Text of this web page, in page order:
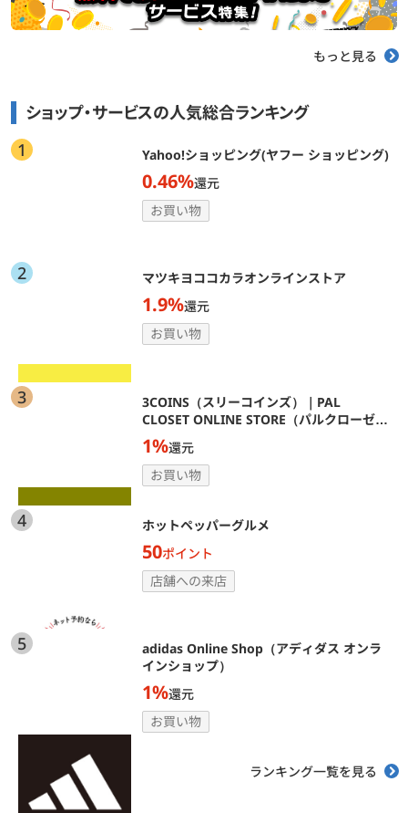
もっと見る
ショップ・サービスの人気総合ランキング
1
Yahoo!ショッピング(ヤフー ショッピング)
0.46%還元
お買い物
2 マツキヨココカラオンラインストア
1.9%還元
お買い物
3
3COINS（スリーコインズ）｜PAL
CLOSET ONLINE STORE（パルクローゼッ
トオンラインストア）
1%還元
お買い物
4 ホットペッパーグルメ
50ポイント
店舗への来店
5
adidas Online Shop（アディダス オンラ
インショップ）
1%還元
お買い物
ランキング一覧を見る